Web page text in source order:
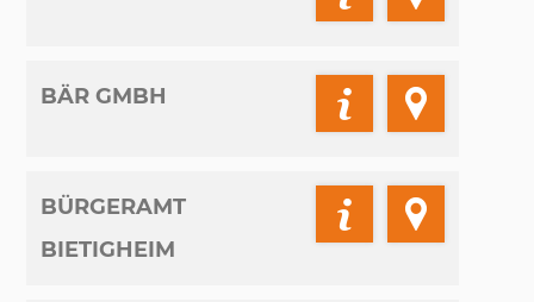
BÄR GMBH
BÜRGERAMT
BIETIGHEIM